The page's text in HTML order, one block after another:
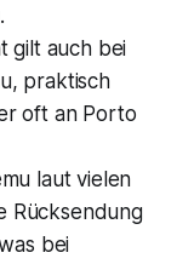
gilt auch bei
praktisch
oft an Porto
laut vielen
Rücksendung
bei